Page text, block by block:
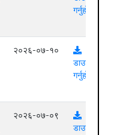
गर्नुहोस्
२०२६-०७-१०
डाउनलोड
गर्नुहोस्
२०२६-०७-०९
डाउनलोड